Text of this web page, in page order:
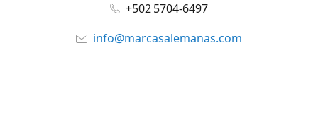
+502 5704-6497
info@marcasalemanas.com